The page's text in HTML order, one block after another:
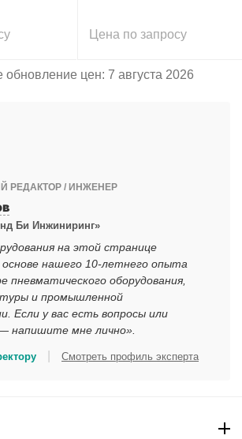
Цена по запросу
обновление цен: 7 августа 2026
РЕДАКТОР / ИНЖЕНЕР
Би Инжиниринг»
на этой странице
основе нашего 10-летнего опыта
пневматического оборудования,
и промышленной
Если у вас есть вопросы или
напишите мне лично».
Смотреть профиль эксперта